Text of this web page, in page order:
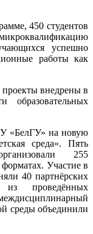
450 студентов
успешно
работы как
внедрены в
образовательных
«БелГУ» на новую
среда». Пять
255
Участие в
40 партнёрских
проведённых
среды объединили